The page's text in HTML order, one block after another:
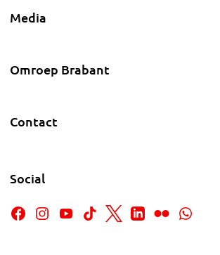
Media
Omroep Brabant
Contact
Social